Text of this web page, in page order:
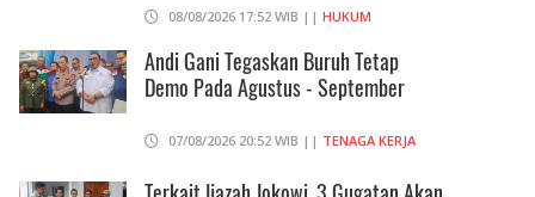
08/08/2026 17:52 WIB || HUKUM
Andi Gani Tegaskan Buruh Tetap
Demo Pada Agustus - September
07/08/2026 20:52 WIB || TENAGA KERJA